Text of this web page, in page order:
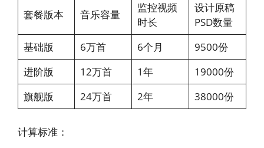
套餐版本 音乐容量
监控视频
时长
设计原稿
PSD数量
基础版
6万首 6个月
9500份
进阶版
12万首 1年
19000份
旗舰版
24万首 2年 38000份
计算标准：